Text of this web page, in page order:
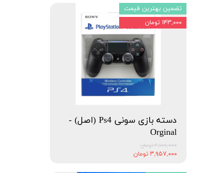
دسته بازی سونی Ps4 (اصل) -
Orginal
۴,۱۰۰,۰۰۰ تومان
۳,۹۵۷,۰۰۰ تومان
تضمین بهترین قیمت
۱۴۳,۰۰۰ تومان